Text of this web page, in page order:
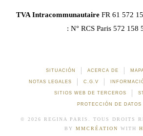
TVA Intracommunautaire FR 61 572
: N° RCS Paris 572 158
SITUACIÓN ACERCA DE
NOTAS LEGALES C.G.V
SITIOS WEB DE TERCEROS
PROTECCIÓN DE DATOS
© 2026 REGINA PARIS. TOUS DROITS
BY MMCRÉATION WITH